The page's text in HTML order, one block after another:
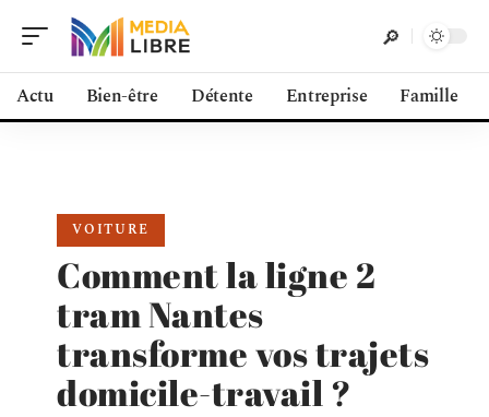
Actu Bien-être Détente Entreprise Famille
VOITURE
Comment la ligne 2
tram Nantes
transforme vos trajets
domicile-travail ?